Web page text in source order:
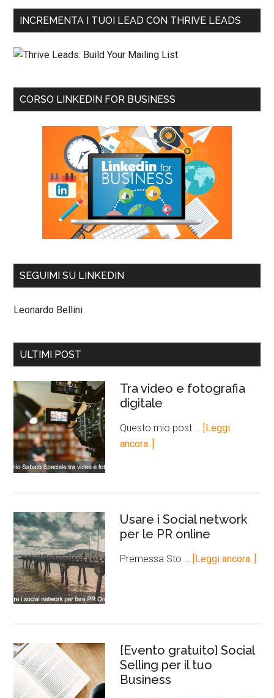
INCREMENTA I TUOI LEAD CON THRIVE LEADS
CORSO LINKEDIN FOR BUSINESS
SEGUIMI SU LINKEDIN
Leonardo Bellini
ULTIMI POST
Tra video e fotografia
digitale
Questo mio post …
[Leggi
ancora..]
Usare i Social network
per le PR online
Premessa Sto … [Leggi ancora..]
[Evento gratuito] Social
Selling per il tuo
Business